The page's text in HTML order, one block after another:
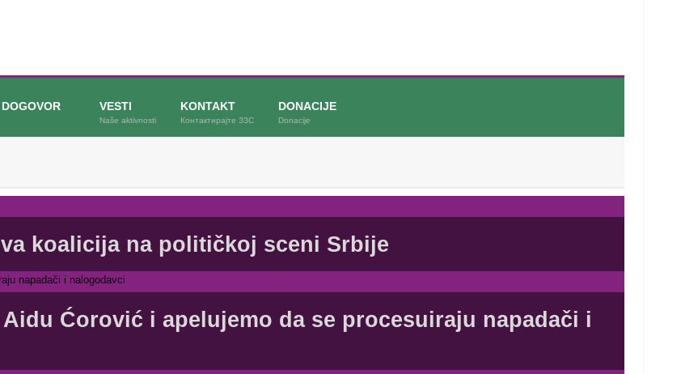
VESTI
Naše aktivnosti
KONTAKT
Контактирајте ЗЗС
DONACIJE
Donacije
koalicija na političkoj sceni Srbije
Ćorović i apelujemo da se procesuiraju napadači i